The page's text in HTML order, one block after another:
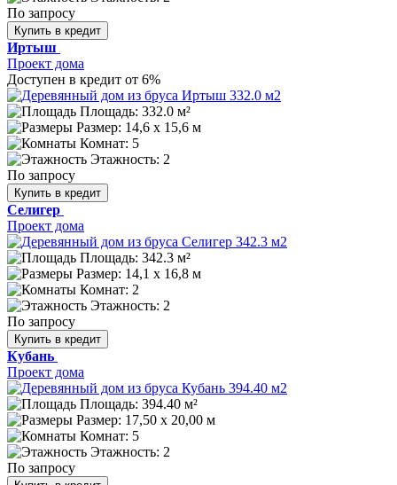
По запросу
Купить в кредит
Иртыш
Проект дома
Доступен в кредит от 6%
Площадь: 332.0 м²
Размер: 14,6 x 15,6 м
Комнат: 5
Этажность: 2
По запросу
Купить в кредит
Селигер
Проект дома
Площадь: 342.3 м²
Размер: 14,1 x 16,8 м
Комнат: 2
Этажность: 2
По запросу
Купить в кредит
Кубань
Проект дома
Площадь: 394.40 м²
Размер: 17,50 х 20,00 м
Комнат: 5
Этажность: 2
По запросу